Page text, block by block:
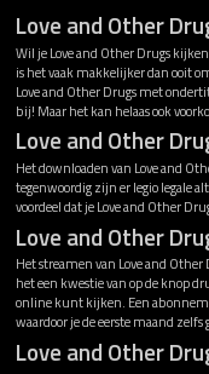
Love and Other
Wil je Love and Other Drugs
is het vaak makkelijker dan ooit
Love and Other Drugs met
bij! Maar het kan helaas ook
Love and Other
Het downloaden van Love and
tegenwoordig zijn er legio legale
voordeel dat je Love and Other
Love and Other
Het streamen van Love and
het een kwestie van op de knop
online kunt kijken. Een
waardoor je de eerste maand
Love and Other